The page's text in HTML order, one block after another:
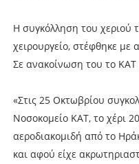
Η συγκόλληση του χεριού
χειρουργείο, στέφθηκε με
Σε ανακοίνωση του το ΚΑΤ
«Στις 25 Οκτωβρίου
Νοσοκομείο ΚΑΤ, το χέρι
αεροδιακομιδή από το
και αφού είχε